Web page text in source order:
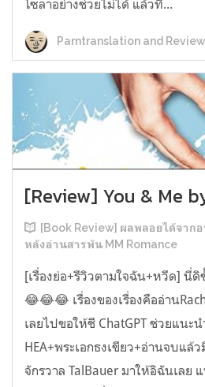
โซลาอย่างช่วยไม่ได้ แล้วที...
Parntranslation and Review
[Review] You & Me
[Book Review] ผลพลอยได้จาก
หลังอ่านสารพัน MM Romance
[เรื่องย่อ+รีวิวตามใจฉัน+หวีด] นี่
😂😂😂 เรื่องของเรื่องคืออ่าน
เลยไปขอให้ชี ChatGPT ช่วยแนะ
HEA+พระเอกธงเขียว+อ่านจบแล้
จักรวาล TalBauer มาให้อิฉันเลย